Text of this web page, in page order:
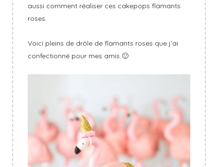
aussi comment réaliser ces cakepops flamants
roses.
Voici pleins de drôle de flamants roses que j’ai
confectionné pour mes amis 🙂